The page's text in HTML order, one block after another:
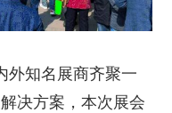
外知名展商齐聚一
决方案，本次展会